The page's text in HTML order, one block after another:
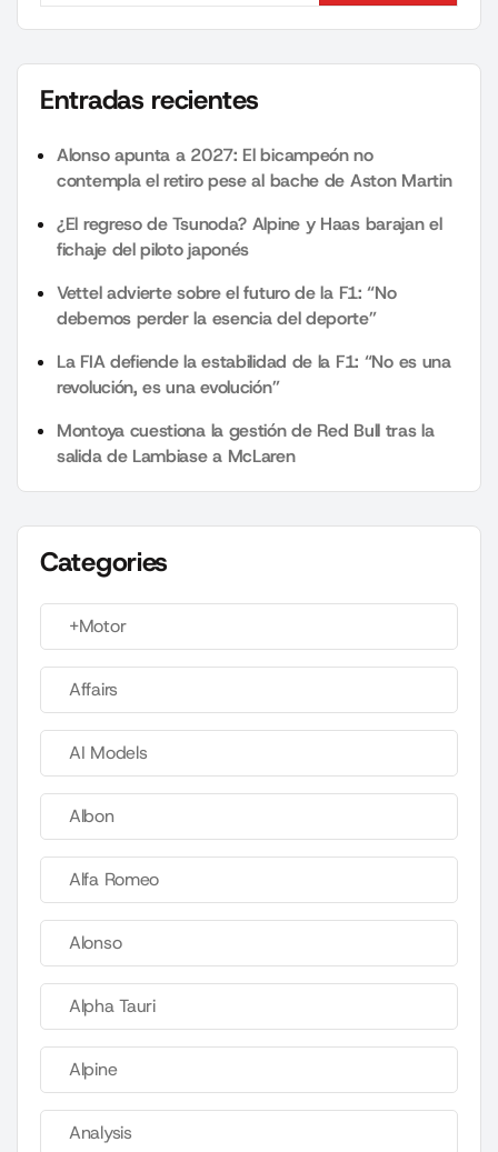
Entradas recientes
Alonso apunta a 2027: El bicampeón no
contempla el retiro pese al bache de Aston Martin
¿El regreso de Tsunoda? Alpine y Haas barajan el
fichaje del piloto japonés
Vettel advierte sobre el futuro de la F1: “No
debemos perder la esencia del deporte”
La FIA defiende la estabilidad de la F1: “No es una
revolución, es una evolución”
Montoya cuestiona la gestión de Red Bull tras la
salida de Lambiase a McLaren
Categories
+Motor
Affairs
AI Models
Albon
Alfa Romeo
Alonso
Alpha Tauri
Alpine
Analysis